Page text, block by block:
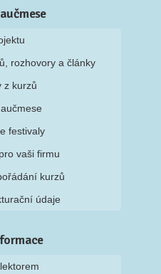
rozhovory a články
z kurzů
festivaly
vaši firmu
kurzů
údaje